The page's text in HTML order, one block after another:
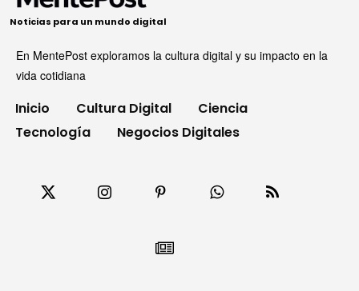
Noticias para un mundo digital
En MentePost exploramos la cultura digital y su impacto en la
vida cotidiana
Inicio Cultura Digital
Ciencia
Tecnología
Negocios Digitales